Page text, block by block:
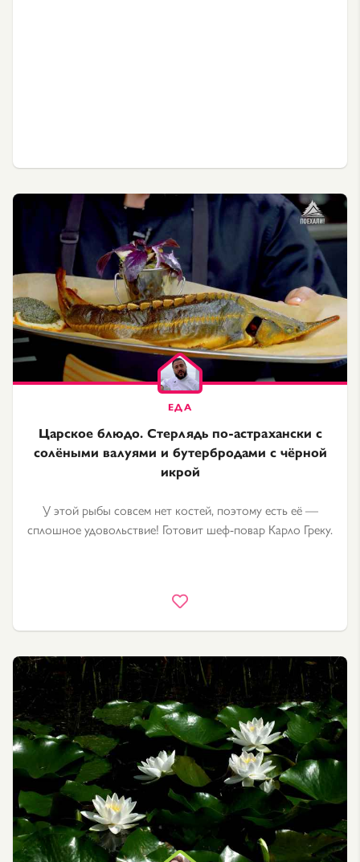
Царское блюдо. Стерлядь по-астрахански с
солёными валуями и бутербродами с чёрной
икрой
У этой рыбы совсем нет костей, поэтому есть её —
сплошное удовольствие! Готовит шеф-повар Карло Греку.